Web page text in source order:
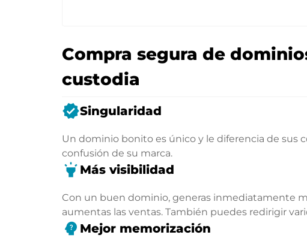
Compra segura de
custodia
verifiedSingularidad
Un dominio bonito es único y le diferencia de sus
confusión de su marca.
highlight Más visibilidad
Con un buen dominio, generas inmediatamente
aumentas las ventas. También puedes redirigir
psychology_alt Mejor memorización